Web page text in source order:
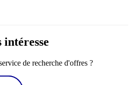
intéresse
de recherche d'offres ?